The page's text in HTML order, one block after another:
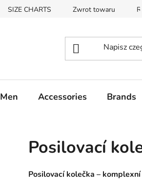
SIZE CHARTS Zwrot towaru
Men Accessories Brands
Posilovací
Posilovací kolečka –